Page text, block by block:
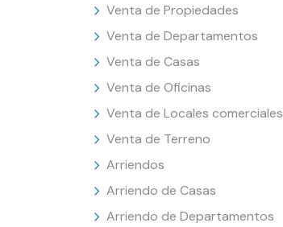
Venta de Propiedades
Venta de Departamentos
Venta de Casas
Venta de Oficinas
Venta de Locales comerciales
Venta de Terreno
Arriendos
Arriendo de Casas
Arriendo de Departamentos